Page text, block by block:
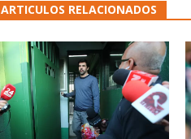
ARTICULOS RELACIONADOS